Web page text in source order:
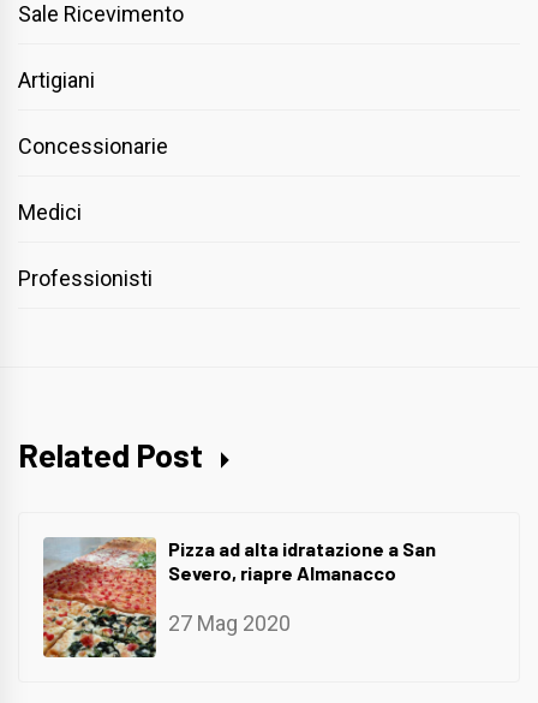
Sale Ricevimento
Artigiani
Concessionarie
Medici
Professionisti
Related Post
Pizza ad alta idratazione a San
Severo, riapre Almanacco
27 Mag 2020